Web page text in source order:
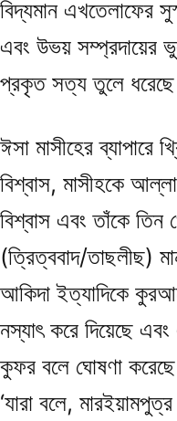
বিদ্যমান এখতেলাফের
এবং উভয় সম্প্রদায়ের
প্রকৃত সত্য তুলে
ঈসা মাসীহের ব্যাপারে
বিশ্বাস, মাসীহকে
বিশ্বাস এবং তাঁকে তিন
(ত্রিত্ববাদ/তাছলীছ)
আকিদা ইত্যাদিকে
নস্যাৎ করে দিয়েছে
কুফর বলে ঘোষণা
‘যারা বলে,